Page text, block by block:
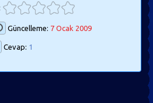
Güncelleme: 7 Ocak 2009
Cevap: 1